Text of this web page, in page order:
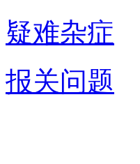
疑难杂症
报关问题